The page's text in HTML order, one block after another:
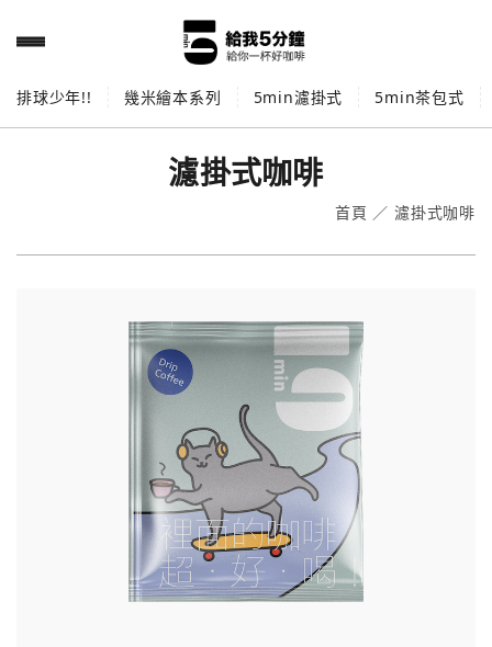
排球少年!! 幾米繪本系列 5min濾掛式 5min茶包式
濾掛式咖啡
首頁 ／ 濾掛式咖啡